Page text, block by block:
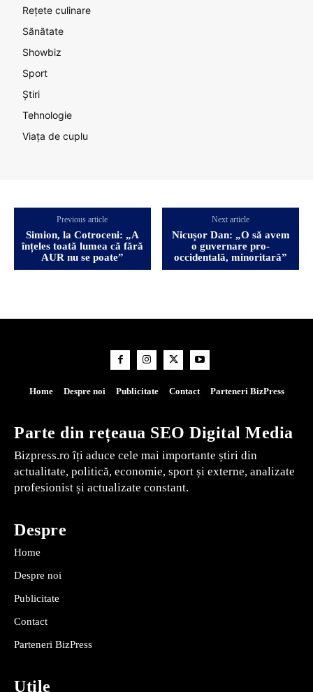
Rețete culinare
Sănătate
Showbiz
Sport
Știri
Tehnologie
Viața de cuplu
Previous article
Simion, la Cotroceni: „A
înțeles toată lumea că fără
AUR nu se poate”
Next article
Nicușor Dan: „O să avem
o guvernare pro-
occidentală, minoritară”
Home Despre noi Publicitate Contact Parteneri BizPress
Parte din rețeaua SEO Digital Media
Bizpress.ro îți aduce cele mai importante știri din
actualitate, politică, economie, sport și externe, analizate
profesionist și actualizate constant.
Despre
Home
Despre noi
Publicitate
Contact
Parteneri BizPress
Utile